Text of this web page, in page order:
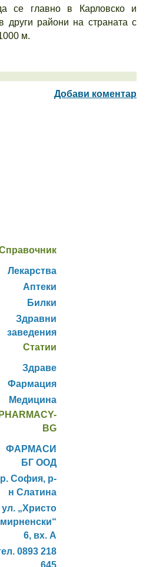
се главно в Карловско и
райони на страната с
м.
Добави коментар
Лекарства
Аптеки
Билки
Здравни
заведения
Статии
Здраве
Фармация
Медицина
PHARMACY-
BG
ФАРМАСИ
БГ ООД
София, р-
н Слатина
ул. „Христо
6, вх. А
0893 218
645